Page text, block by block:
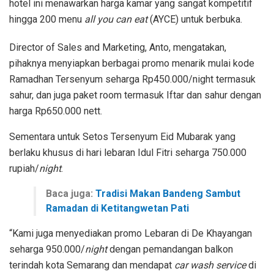
hotel ini menawarkan harga kamar yang sangat kompetitif
hingga 200 menu all you can eat(AYCE) untuk berbuka.
Director of Sales and Marketing, Anto, mengatakan,
pihaknya menyiapkan berbagai promo menarik mulai kode
Ramadhan Tersenyum seharga Rp450.000/night termasuk
sahur, dan juga paket room termasuk Iftar dan sahur dengan
harga Rp650.000 nett.
Sementara untuk Setos Tersenyum Eid Mubarak yang
berlaku khusus di hari lebaran Idul Fitri seharga 750.000
rupiah/night.
Baca juga: Tradisi Makan Bandeng Sambut
Ramadan di Ketitangwetan Pati
“Kami juga menyediakan promo Lebaran di De Khayangan
seharga 950.000/nightdengan pemandangan balkon
terindah kota Semarang dan mendapat car wash servicedi